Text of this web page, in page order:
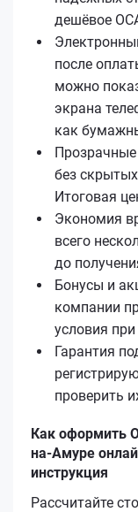
дешёвое
после
можно
экрана
как
без
Итоговая
Экономия
всего
до
Бонусы и
компании
условия
Гарантия
проверить
Как оформить
на-Амуре
инструкция
Рассчитайте